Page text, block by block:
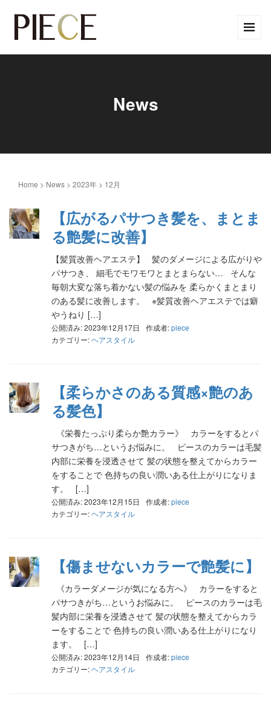
News
Home > News > 2023年 > 12月
【広がるパサつき髪を、まとま
る艶髪に改善】
【髪質改善ヘアエステ】 髪のダメージによる広がりや
パサつき、 細毛でモワモワとまとまらない… そんな
毎朝大変な落ち着かない髪の悩みを 柔らかくまとまり
のある髪に改善します。 ※髪質改善ヘアエステでは癖
やうねり […]
公開済み: 2023年12月17日 作成者:piece
カテゴリー:ヘアスタイル
【柔らかさのある質感×艶のあ
る髪色】
《栄養たっぷり柔らか艶カラー》 カラーをするとパ
サつきがち…というお悩みに。 ピースのカラーは毛髪
内部に栄養を浸透させて 髪の状態を整えてからカラー
をすることで 色持ちの良い潤いある仕上がりになりま
す。 […]
公開済み: 2023年12月15日 作成者:piece
カテゴリー:ヘアスタイル
【傷ませないカラーで艶髪に】
《カラーダメージが気になる方へ》 カラーをすると
パサつきがち…というお悩みに。 ピースのカラーは毛
髪内部に栄養を浸透させて 髪の状態を整えてからカラ
ーをすることで 色持ちの良い潤いある仕上がりになり
ます。 […]
公開済み: 2023年12月14日 作成者:piece
カテゴリー:ヘアスタイル